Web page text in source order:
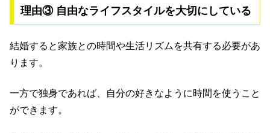
理由③ 自由なライフスタイルを大切にしている
結婚すると家族との時間や生活リズムを共有する必要があ
ります。
一方で独身であれば、自分の好きなように時間を使うこと
ができます。